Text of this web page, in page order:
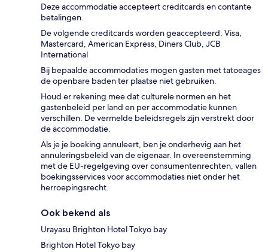
Deze accommodatie accepteert creditcards en contante
betalingen.
De volgende creditcards worden geaccepteerd: Visa,
Mastercard, American Express, Diners Club, JCB
International
Bij bepaalde accommodaties mogen gasten met tatoeages
de openbare baden ter plaatse niet gebruiken.
Houd er rekening mee dat culturele normen en het
gastenbeleid per land en per accommodatie kunnen
verschillen. De vermelde beleidsregels zijn verstrekt door
de accommodatie.
Als je je boeking annuleert, ben je onderhevig aan het
annuleringsbeleid van de eigenaar. In overeenstemming
met de EU-regelgeving over consumentenrechten, vallen
boekingsservices voor accommodaties niet onder het
herroepingsrecht.
Ook bekend als
Urayasu Brighton Hotel Tokyo bay
Brighton Hotel Tokyo bay